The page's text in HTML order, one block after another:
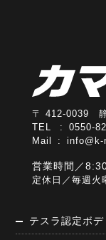
〒 412-0039
TEL : 0550-
Mail :
営業時間／
定休日／毎週火
テスラ認定ボ